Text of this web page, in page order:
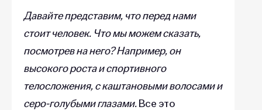
Давайте представим, что перед нами
стоит человек. Что мы можем сказать,
посмотрев на него? Например, он
высокого роста и спортивного
телосложения, с каштановыми волосами и
серо-голубыми глазами.Все это